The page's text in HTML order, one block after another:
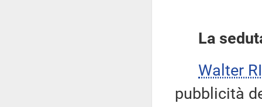
La
Walter
pubblicità